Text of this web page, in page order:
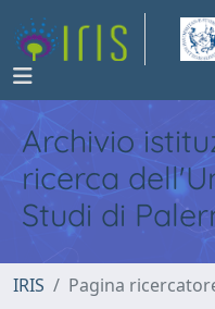
Archivio
ricerca
Studi di
IRIS Pagina